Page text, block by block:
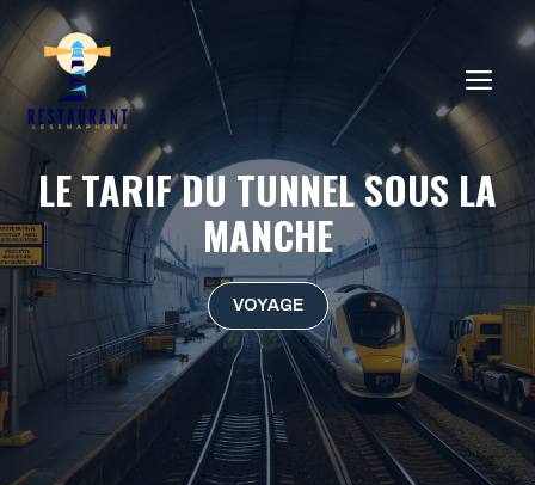
Aller
au
contenu
LE TARIF DU TUNNEL SOUS LA
MANCHE
VOYAGE